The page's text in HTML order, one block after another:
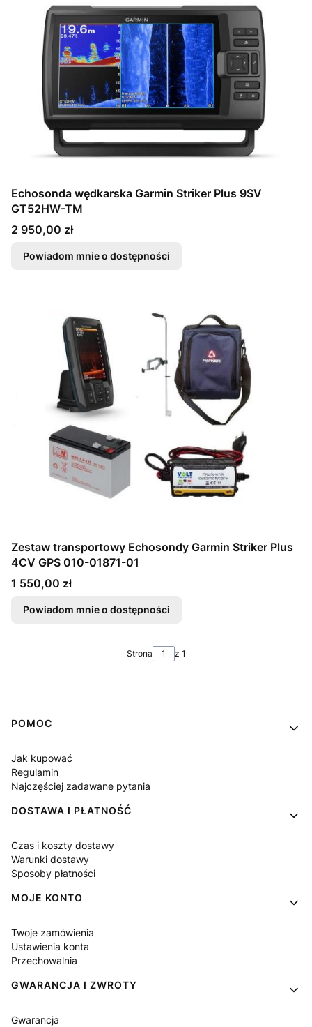
Echosonda wędkarska Garmin Striker Plus 9SV
GT52HW-TM
Cena
2 950,00 zł
Powiadom mnie o dostępności
Zestaw transportowy Echosondy Garmin Striker Plus
4CV GPS 010-01871-01
Cena
1 550,00 zł
Powiadom mnie o dostępności
Strona z 1
Linki w stopce
POMOC
Jak kupować
Regulamin
Najczęściej zadawane pytania
DOSTAWA I PŁATNOŚĆ
Czas i koszty dostawy
Warunki dostawy
Sposoby płatności
MOJE KONTO
Twoje zamówienia
Ustawienia konta
Przechowalnia
GWARANCJA I ZWROTY
Gwarancja